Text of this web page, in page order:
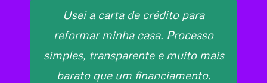
Usei a carta de crédito para
reformar minha casa. Processo
simples, transparente e muito mais
barato que um financiamento.